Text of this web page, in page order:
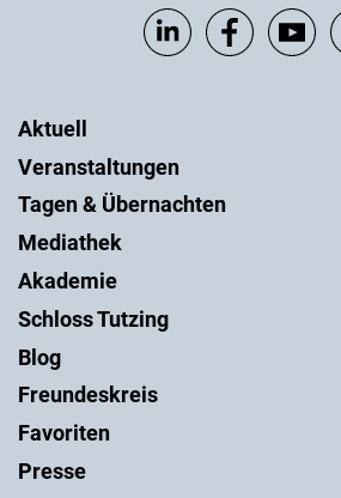
Aktuell
Veranstaltungen
Tagen & Übernachten
Mediathek
Akademie
Schloss Tutzing
Blog
Freundeskreis
Favoriten
Presse